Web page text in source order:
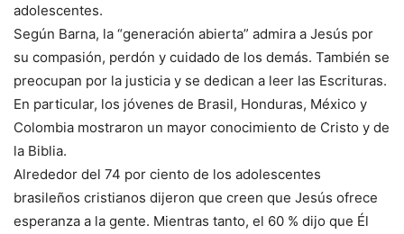
adolescentes.
Según Barna, la “generación abierta” admira a Jesús por
su compasión, perdón y cuidado de los demás. También se
preocupan por la justicia y se dedican a leer las Escrituras.
En particular, los jóvenes de Brasil, Honduras, México y
Colombia mostraron un mayor conocimiento de Cristo y de
la Biblia.
Alrededor del 74 por ciento de los adolescentes
brasileños cristianos dijeron que creen que Jesús ofrece
esperanza a la gente. Mientras tanto, el 60 % dijo que Él